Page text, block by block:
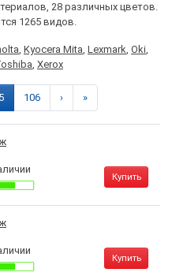
28 различных цветов.
1265 видов.
, Kyocera Mita, Lexmark, Oki,
, Xerox
106 › »
Купить
Купить